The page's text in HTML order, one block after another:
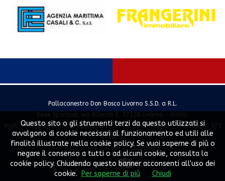
Pallacanestro Don Bosco Livorno S.S.D. a R.L.
Sede Sportiva: via Allende 2, 57128 Livorno - Italia
mail: info@pallacanestrodonbosco.it - Tel. 0586 858167 - WhatsApp 371
4739203
P. Iva e Cod. Fiscale 01192910493
Powered by SLYVI.
Questo sito o gli strumenti terzi da questo utilizzati si
avvalgono di cookie necessari al funzionamento ed utili alle
finalità illustrate nella cookie policy. Se vuoi saperne di più o
negare il consenso a tutti o ad alcuni cookie, consulta la
cookie policy. Chiudendo questo banner acconsenti all'uso dei
cookie.
Per saperne di più Chiudi